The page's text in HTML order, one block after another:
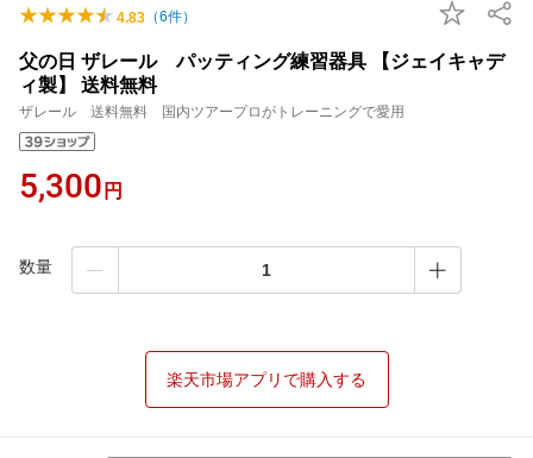
4.83 （6件）
父の日 ザレール パッティング練習器具 【ジェイキャデ
ィ製】 送料無料
ザレール 送料無料 国内ツアープロがトレーニングで愛用
5,300 円
数量
楽天市場アプリで購入する